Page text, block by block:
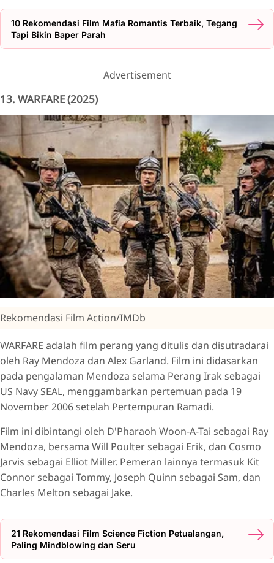
10 Rekomendasi Film Mafia Romantis Terbaik, Tegang
Tapi Bikin Baper Parah
Advertisement
13. WARFARE (2025)
Rekomendasi Film Action/IMDb
WARFARE adalah film perang yang ditulis dan disutradarai
oleh Ray Mendoza dan Alex Garland. Film ini didasarkan
pada pengalaman Mendoza selama Perang Irak sebagai
US Navy SEAL, menggambarkan pertemuan pada 19
November 2006 setelah Pertempuran Ramadi.
Film ini dibintangi oleh D'Pharaoh Woon-A-Tai sebagai Ray
Mendoza, bersama Will Poulter sebagai Erik, dan Cosmo
Jarvis sebagai Elliot Miller. Pemeran lainnya termasuk Kit
Connor sebagai Tommy, Joseph Quinn sebagai Sam, dan
Charles Melton sebagai Jake.
21 Rekomendasi Film Science Fiction Petualangan,
Paling Mindblowing dan Seru